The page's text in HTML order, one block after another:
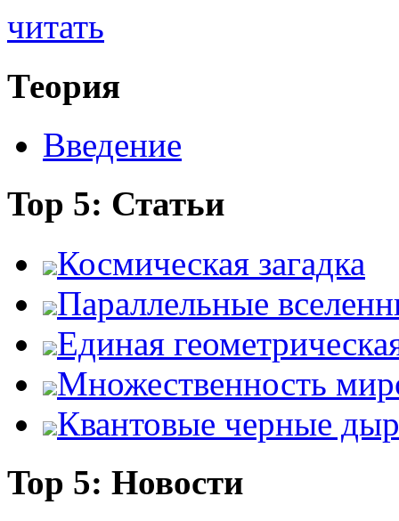
читать
Теория
Введение
Top 5: Статьи
Космическая загадка
Параллельные
Единая
Множественность
Квантовые черные
Top 5: Новости